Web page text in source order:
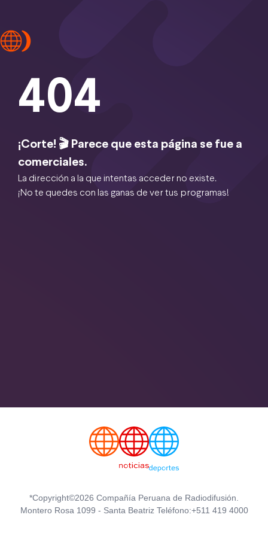
404
¡Corte! 🎬 Parece que esta página se fue a
comerciales.
La dirección a la que intentas acceder no existe.
¡No te quedes con las ganas de ver tus programas!
*Copyright©2026 Compañía Peruana de Radiodifusión.
Montero Rosa 1099 - Santa Beatriz Teléfono:+511 419 4000